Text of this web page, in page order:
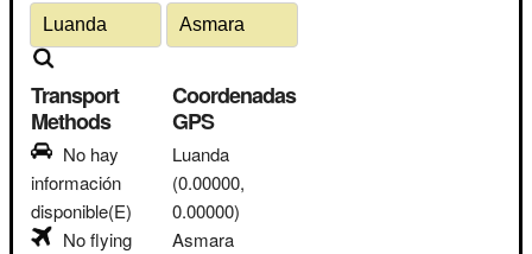
Transport
Methods
No hay
información
disponible(E)
No flying
Coordenadas
GPS
Luanda
(0.00000,
0.00000)
Asmara